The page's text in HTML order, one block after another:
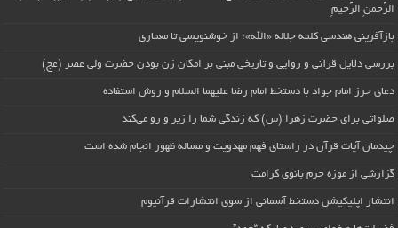
الرَّحمنِ الرَّحیمِ
بازآفرینی هندسی کلمه جلاله «الله»؛ از خوشنویسی تا معماری
بررسی دلایل قرآنی و روایی و تاریخی مبنی بر امکان زن بودن حضرت ولی عصر (عج)
دعای حرز امام جواد با دستخط امام رضا علیهما السلام و روش استفاده
صلواتی برای حضرت زهرا (س) که زندگی شما را زیر و رو می‌کند
چیدمان آیات قرآن در راستای فهم مهدویت و مساله ظهور انجام شده است
گزارشی از موزه حرم بانوی کرامت
انتشار اپلیکیشن دستخط آسمانی از سوی انتشارات قرآنیوم